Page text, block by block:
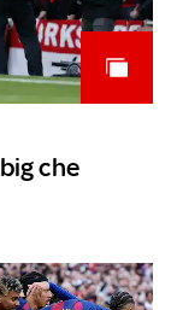
che